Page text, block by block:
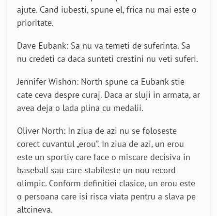
ajute. Cand iubesti, spune el, frica nu mai este o
prioritate.
Dave Eubank: Sa nu va temeti de suferinta. Sa
nu credeti ca daca sunteti crestini nu veti suferi.
Jennifer Wishon: North spune ca Eubank stie
cate ceva despre curaj. Daca ar sluji in armata, ar
avea deja o lada plina cu medalii.
Oliver North: In ziua de azi nu se foloseste
corect cuvantul „erou”. In ziua de azi, un erou
este un sportiv care face o miscare decisiva in
baseball sau care stabileste un nou record
olimpic. Conform definitiei clasice, un erou este
o persoana care isi risca viata pentru a slava pe
altcineva.